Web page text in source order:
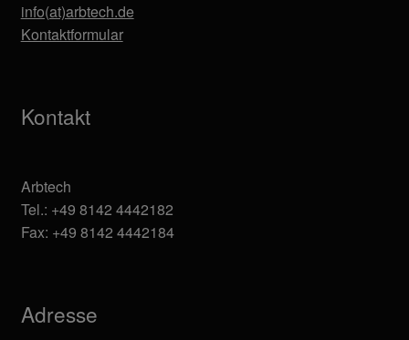
info(at)arbtech.de
Kontaktformular
Kontakt
Arbtech
Tel.: +49 8142 4442182
Fax: +49 8142 4442184
Adresse